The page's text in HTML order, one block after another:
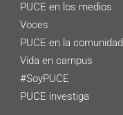
PUCE en los medios
Voces
PUCE en la comunidad
Vida en campus
#SoyPUCE
PUCE investiga